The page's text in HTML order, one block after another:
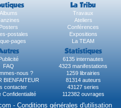
La Tribu
Albums
Travaux
Ateliers
Posters
Conférences
postales
Expositions
pages La TEAM
Statistiques
6135 internautes
FAQ
4323 manifestations
nous ?
1259 librairies
BIENFAITEUR
81314 auteurs
contacter
43127 series
Confidentialité
112382 ouvrages
- Conditions générales d'utilisation